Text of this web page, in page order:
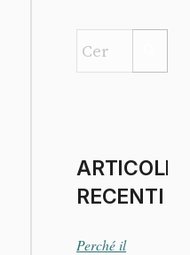
ARTICOLI
RECENTI
Perché il